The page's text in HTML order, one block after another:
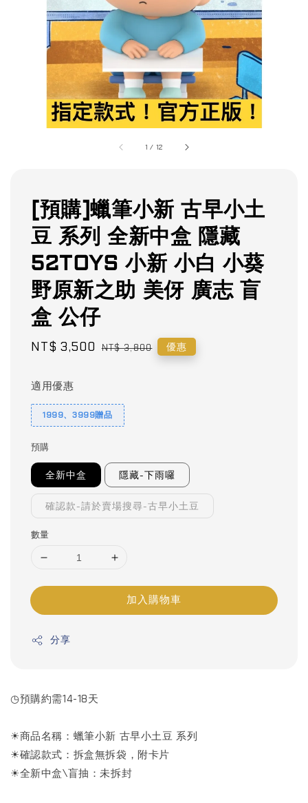
1 / 12
[預購]蠟筆小新 古早小土
豆 系列 全新中盒 隱藏
52TOYS 小新 小白 小葵
野原新之助 美伢 廣志 盲
盒 公仔
Sale
NT$ 3,500 Regular
NT$ 3,800 優惠
適用優惠
1999、3999贈品
預購
全新中盒 隱藏-下雨囉
確認款-請於賣場搜尋-古早小土豆
數量
加入購物車
分享
◷預購約需14-18天
☀商品名稱：蠟筆小新 古早小土豆 系列
☀確認款式：拆盒無拆袋，附卡片
☀全新中盒\盲抽：未拆封